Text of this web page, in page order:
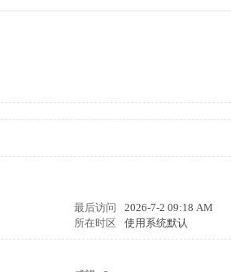
最后访问
2026-7-2 09:18 AM
所在时区 使用系统默认